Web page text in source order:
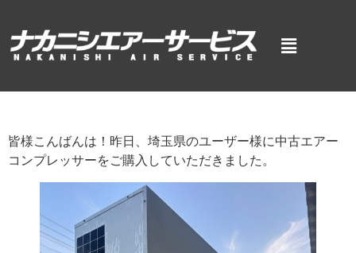
皆様こんばんは！昨日、埼玉県のユーザー様に中古エアー
コンプレッサーをご購入していただきました。